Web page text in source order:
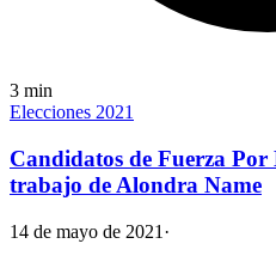
3 min
Elecciones 2021
Candidatos de Fuerza Por
trabajo de Alondra Name
14 de mayo de 2021 ·